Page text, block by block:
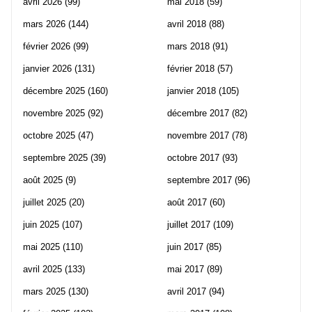
mars 2026 (144)
février 2026 (99)
janvier 2026 (131)
décembre 2025 (160)
novembre 2025 (92)
octobre 2025 (47)
septembre 2025 (39)
août 2025 (9)
juillet 2025 (20)
juin 2025 (107)
mai 2025 (110)
avril 2025 (133)
mars 2025 (130)
avril 2018 (88)
mars 2018 (91)
février 2018 (57)
janvier 2018 (105)
décembre 2017 (82)
novembre 2017 (78)
octobre 2017 (93)
septembre 2017 (96)
août 2017 (60)
juillet 2017 (109)
juin 2017 (85)
mai 2017 (89)
avril 2017 (94)